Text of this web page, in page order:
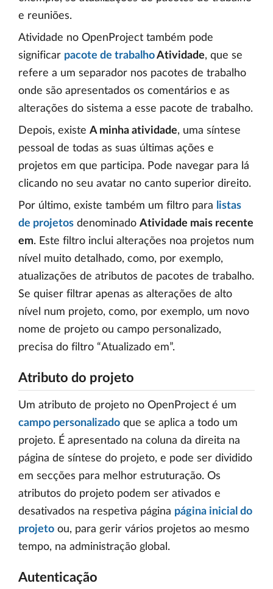
e reuniões.
Atividade no OpenProject também pode
significar pacote de trabalhoAtividade, que se
refere a um separador nos pacotes de trabalho
onde são apresentados os comentários e as
alterações do sistema a esse pacote de trabalho.
Depois, existe A minha atividade, uma síntese
pessoal de todas as suas últimas ações e
projetos em que participa. Pode navegar para lá
clicando no seu avatar no canto superior direito.
Por último, existe também um filtro para
listas
de projetos denominado Atividade mais recente
em. Este filtro inclui alterações noa projetos num
nível muito detalhado, como, por exemplo,
atualizações de atributos de pacotes de trabalho.
Se quiser filtrar apenas as alterações de alto
nível num projeto, como, por exemplo, um novo
nome de projeto ou campo personalizado,
precisa do filtro “Atualizado em”.
Atributo do projeto
Um atributo de projeto no OpenProject é um
campo personalizado que se aplica a todo um
projeto. É apresentado na coluna da direita na
página de síntese do projeto, e pode ser dividido
em secções para melhor estruturação. Os
atributos do projeto podem ser ativados e
desativados na respetiva página página inicial do
projeto ou, para gerir vários projetos ao mesmo
tempo, na administração global.
Autenticação